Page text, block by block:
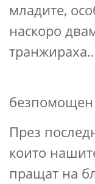
младите,
наскоро
70
През
които
пращат на